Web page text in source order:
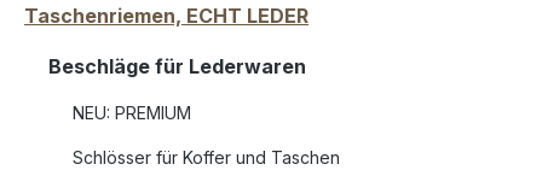
Taschenriemen, ECHT LEDER
Beschläge für Lederwaren
NEU: PREMIUM
Schlösser für Koffer und Taschen